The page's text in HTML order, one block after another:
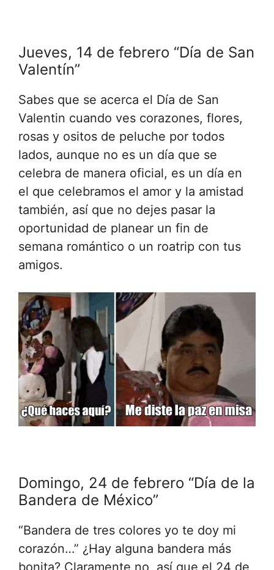
Jueves, 14 de febrero “Día de San
Valentín”
Sabes que se acerca el Día de San
Valentin cuando ves corazones, flores,
rosas y ositos de peluche por todos
lados, aunque no es un día que se
celebra de manera oficial, es un día en
el que celebramos el amor y la amistad
también, así que no dejes pasar la
oportunidad de planear un fin de
semana romántico o un roatrip con tus
amigos.
Domingo, 24 de febrero “Día de la
Bandera de México”
“Bandera de tres colores yo te doy mi
corazón…” ¿Hay alguna bandera más